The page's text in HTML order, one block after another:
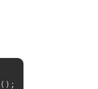
( ) ;